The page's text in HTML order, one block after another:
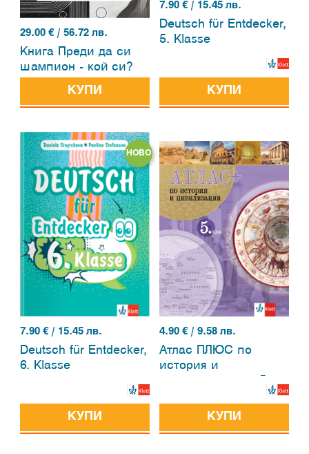
29.00 € / 56.72 лв.
Книга Преди да си
шампион - кой си?
КУПИ
7.90€ / 15.45 лв.
Deutsch fϋr Entdecker,
5. Klasse
КУПИ
НОВО
7.90 € / 15.45 лв.
Deutsch für Entdecker,
6. Klasse
КУПИ
4.90€ / 9.58 лв.
Атлас ПЛЮС по
история и
КУПИ